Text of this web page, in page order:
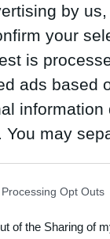
by
your
is
ads based
You may
Participants
Opt Outs
of the Sharing of
de